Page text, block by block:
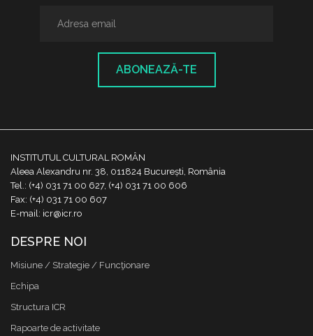
ABONEAZĂ-TE
INSTITUTUL CULTURAL ROMÂN
Aleea Alexandru nr. 38, 011824 București, România
Tel.: (+4) 031 71 00 627, (+4) 031 71 00 606
Fax: (+4) 031 71 00 607
E-mail: icr@icr.ro
DESPRE NOI
Misiune / Strategie / Funcţionare
Echipa
Structura ICR
Rapoarte de activitate